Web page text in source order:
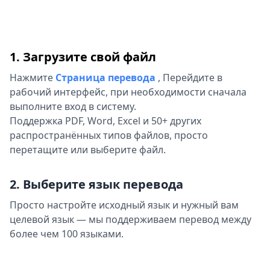
1. Загрузите свой файл
Нажмите Страница перевода , Перейдите в
рабочий интерфейс, при необходимости сначала
выполните вход в систему.
Поддержка PDF, Word, Excel и 50+ других
распространённых типов файлов, просто
перетащите или выберите файл.
2. Выберите язык перевода
Просто настройте исходный язык и нужный вам
целевой язык — мы поддерживаем перевод между
более чем 100 языками.